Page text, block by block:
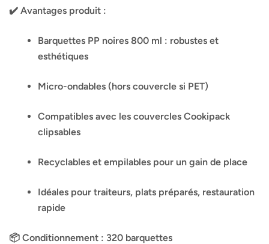
✔️ Avantages produit :
Barquettes PP noires 800 ml : robustes et
esthétiques
Micro-ondables (hors couvercle si PET)
Compatibles avec les couvercles Cookipack
clipsables
Recyclables et empilables pour un gain de place
Idéales pour traiteurs, plats préparés, restauration
rapide
📦 Conditionnement : 320 barquettes